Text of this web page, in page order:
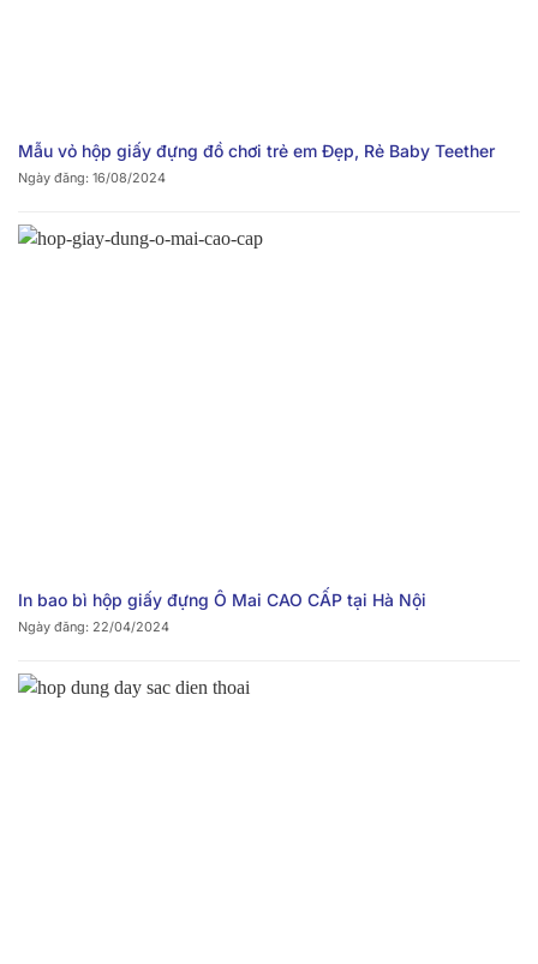
Mẫu vỏ hộp giấy đựng đồ chơi trẻ em Đẹp, Rẻ Baby Teether
Ngày đăng: 16/08/2024
In bao bì hộp giấy đựng Ô Mai CAO CẤP tại Hà Nội
Ngày đăng: 22/04/2024